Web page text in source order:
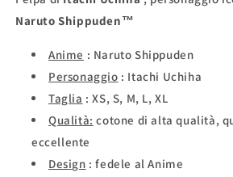
Naruto Shippuden™
Anime : Naruto Shippuden
Personaggio : Itachi Uchiha
Taglia : XS, S, M, L, XL
Qualità: cotone di alta qualità,
eccellente
Design : fedele al Anime